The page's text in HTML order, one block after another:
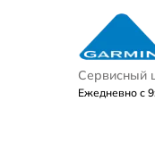
Сервисный
Ежедневно с